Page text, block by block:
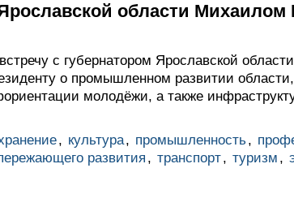
области
с губернатором Ярославской
о промышленном развитии
молодёжи, а также
, культура, промышленность,
развития , транспорт, туризм ,